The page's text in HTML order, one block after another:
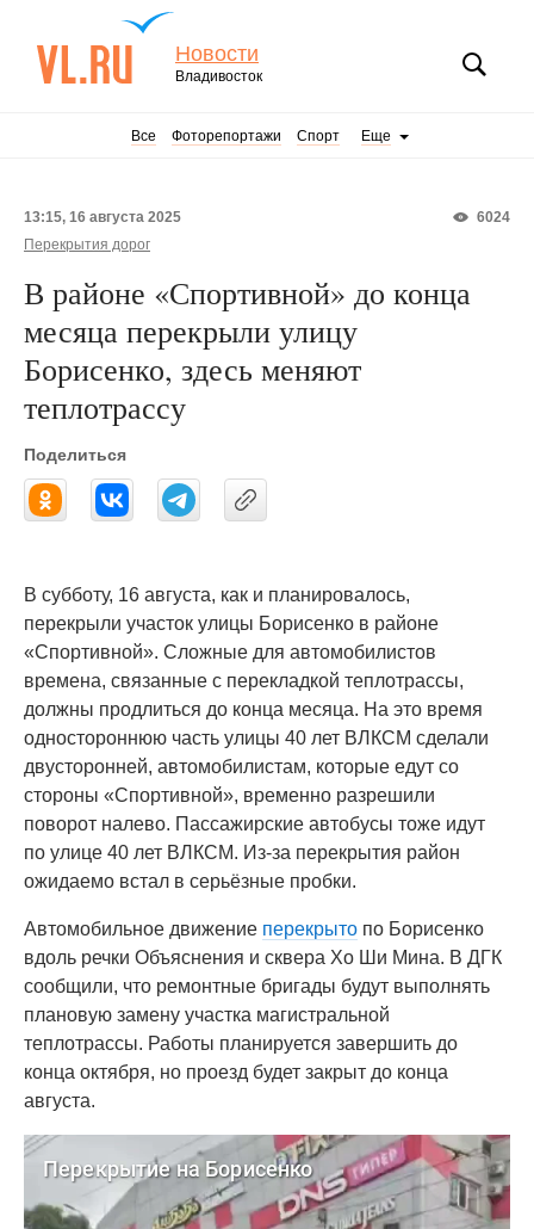
Новости
Владивосток
Все Фоторепортажи Спорт Еще
6024
13:15, 16 августа 2025
Перекрытия дорог
В районе «Спортивной» до конца
месяца перекрыли улицу
Борисенко, здесь меняют
теплотрассу
Поделиться
В субботу, 16 августа, как и планировалось,
перекрыли участок улицы Борисенко в районе
«Спортивной». Сложные для автомобилистов
времена, связанные с перекладкой теплотрассы,
должны продлиться до конца месяца. На это время
одностороннюю часть улицы 40 лет ВЛКСМ сделали
двусторонней, автомобилистам, которые едут со
стороны «Спортивной», временно разрешили
поворот налево. Пассажирские автобусы тоже идут
по улице 40 лет ВЛКСМ. Из-за перекрытия район
ожидаемо встал в серьёзные пробки.
Автомобильное движение перекрыто по Борисенко
вдоль речки Объяснения и сквера Хо Ши Мина. В ДГК
сообщили, что ремонтные бригады будут выполнять
плановую замену участка магистральной
теплотрассы. Работы планируется завершить до
конца октября, но проезд будет закрыт до конца
августа.